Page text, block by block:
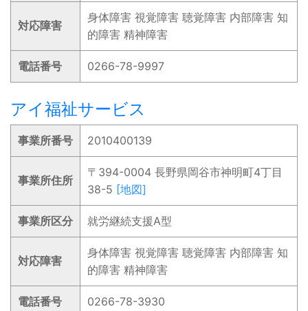
対応障害
身体障害 視覚障害 聴覚障害 内部障害 知
的障害 精神障害
電話番号 0266-78-9997
アイ福祉サービス
事業所番号 2010400139
事業所住所
〒394-0004 長野県岡谷市神明町4丁目
38-5 [地図]
事業所区分 就労継続支援A型
対応障害
身体障害 視覚障害 聴覚障害 内部障害 知
的障害 精神障害
電話番号 0266-78-3930